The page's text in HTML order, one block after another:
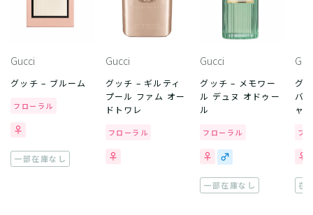
Gucci
グッチ – ブルーム
フローラル
一部在庫なし
Gucci
グッチ – ギルティ
プール ファム オー
ドトワレ
フローラル
Gucci
グッチ – メモワー
ル デュヌ オドゥー
ル
フローラル
一部在庫なし
グ
バ
ャ
フ
在